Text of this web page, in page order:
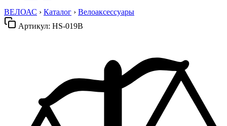
ВЕЛОАС › Каталог › Велоаксессуары
Артикул: HS-019B